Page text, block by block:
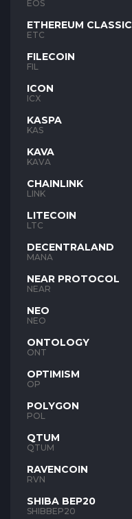
EOS
ETHEREUM CLASSIC
ETC
FILECOIN
FIL
ICON
ICX
KASPA
KAS
KAVA
KAVA
CHAINLINK
LINK
LITECOIN
LTC
DECENTRALAND
MANA
NEAR PROTOCOL
NEAR
NEO
NEO
ONTOLOGY
ONT
OPTIMISM
OP
POLYGON
POL
QTUM
QTUM
RAVENCOIN
RVN
SHIBA BEP20
SHIBBEP20